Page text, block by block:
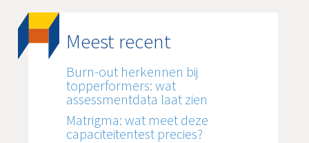
Meest recent
Burn-out herkennen bij
topperformers: wat
assessmentdata laat zien
Matrigma: wat meet deze
capaciteitentest precies?